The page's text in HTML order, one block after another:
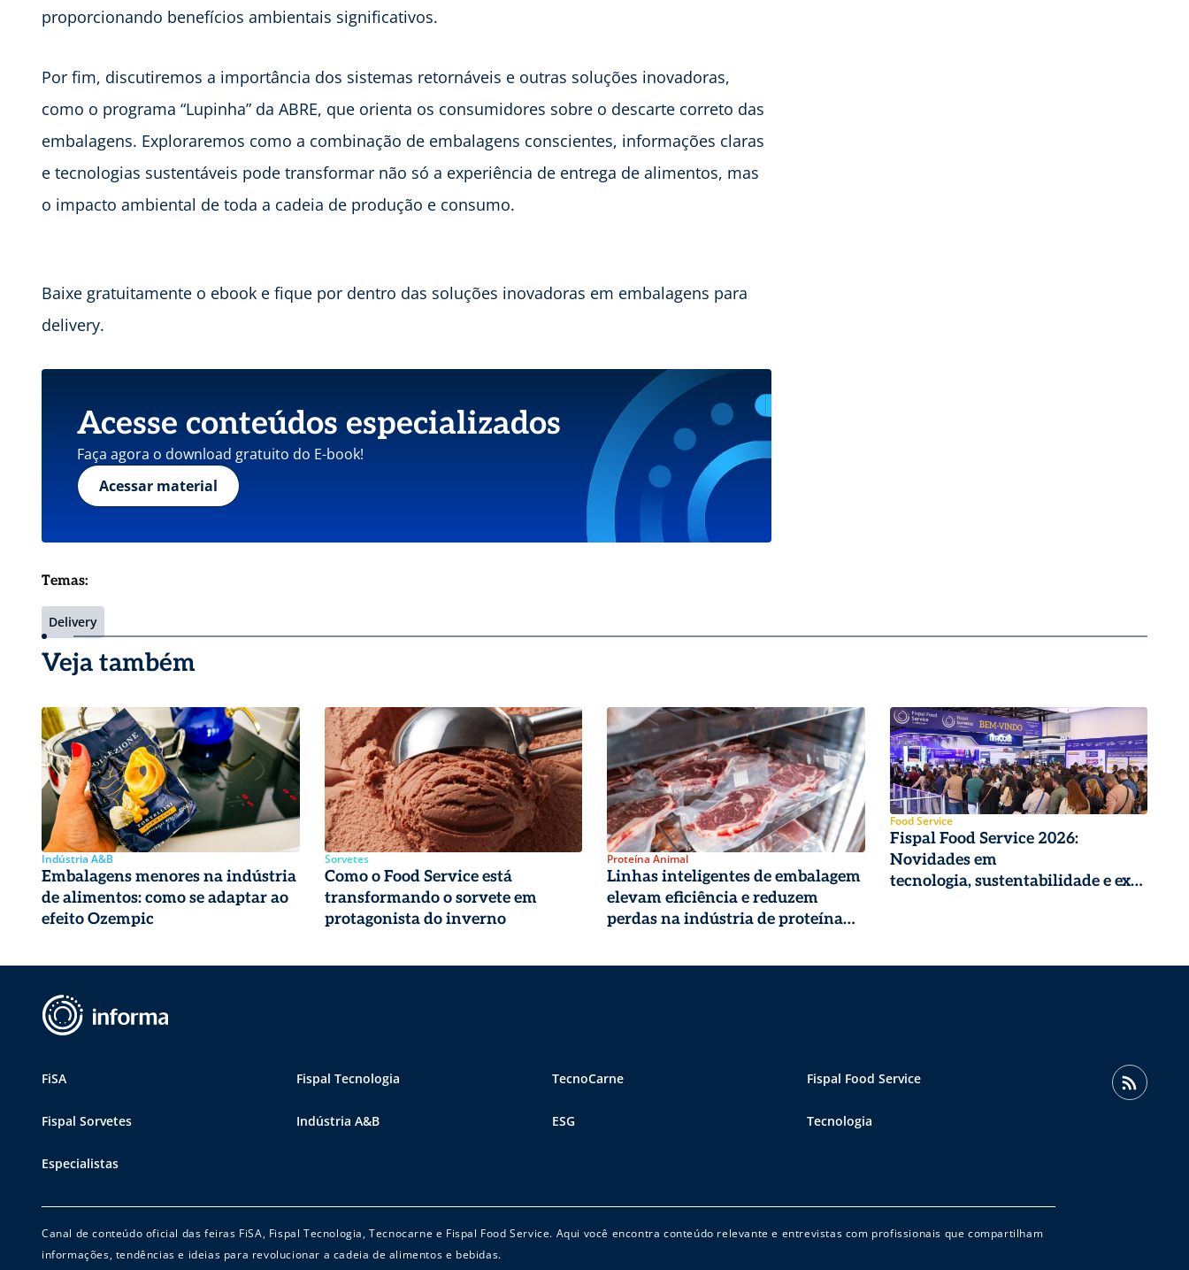
proporcionando benefícios ambientais significativos.
Por fim, discutiremos a importância dos sistemas retornáveis e outras soluções inovadoras,
como o programa “Lupinha” da ABRE, que orienta os consumidores sobre o descarte correto das
embalagens. Exploraremos como a combinação de embalagens conscientes, informações claras
e tecnologias sustentáveis pode transformar não só a experiência de entrega de alimentos, mas
o impacto ambiental de toda a cadeia de produção e consumo.
Baixe gratuitamente o ebook e fique por dentro das soluções inovadoras em embalagens para
delivery.
Acesse conteúdos especializados
Faça agora o download gratuito do E-book!
Acessar material
Temas:
Delivery
Veja também
Indústria A&B
Embalagens menores na indústria
de alimentos: como se adaptar ao
efeito Ozempic
Sorvetes
Como o Food Service está
transformando o sorvete em
protagonista do inverno
Proteína Animal
Linhas inteligentes de embalagem
elevam eficiência e reduzem
perdas na indústria de proteína
Food Service
Fispal Food Service 2026:
Novidades em
tecnologia, sustentabilidade e
FiSA Fispal Tecnologia TecnoCarne Fispal Food Service
Fispal Sorvetes Indústria A&B ESG Tecnologia
Especialistas
Canal de conteúdo oficial das feiras FiSA, Fispal Tecnologia, Tecnocarne e Fispal Food Service. Aqui você encontra conteúdo relevante e entrevistas com profissionais que compartilham
informações, tendências e ideias para revolucionar a cadeia de alimentos e bebidas.